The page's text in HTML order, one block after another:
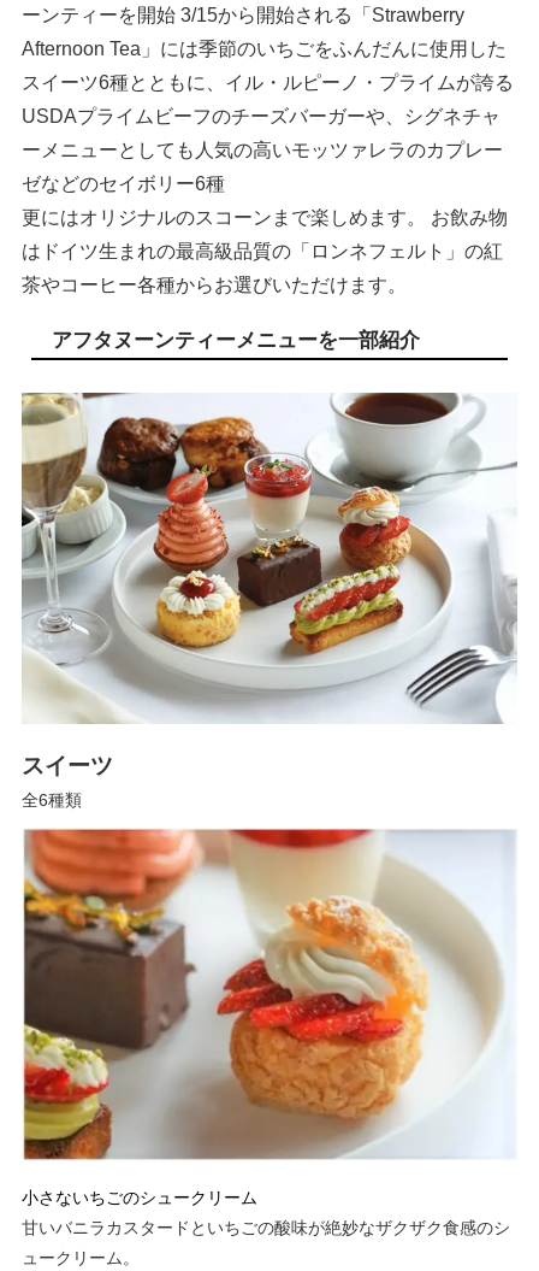
ーンティーを開始 3/15から開始される「Strawberry
Afternoon Tea」には季節のいちごをふんだんに使⽤した
スイーツ6種とともに、イル・ルピーノ・プライムが誇る
USDAプライムビーフのチーズバーガーや、シグネチャ
ーメニューとしても⼈気の⾼いモッツァレラのカプレー
ゼなどのセイボリー6種
更にはオリジナルのスコーンまで楽しめます。 お飲み物
はドイツ⽣まれの最⾼級品質の「ロンネフェルト」の紅
茶やコーヒー各種からお選びいただけます。
アフタヌーンティーメニューを一部紹介
スイーツ
全6種類
小さないちごのシュークリーム
甘いバニラカスタードといちごの酸味が絶妙なザクザク食感のシ
ュークリーム。